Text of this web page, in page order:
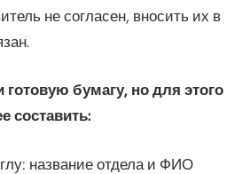
не согласен, вносить их в
бумагу, но для этого
составить:
название отдела и ФИО